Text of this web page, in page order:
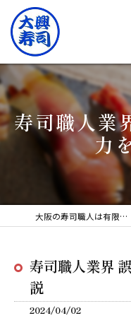
寿司職人業
力
大阪の寿司職人は有限会社大興寿司
寿司職人業界
説
2024/04/02